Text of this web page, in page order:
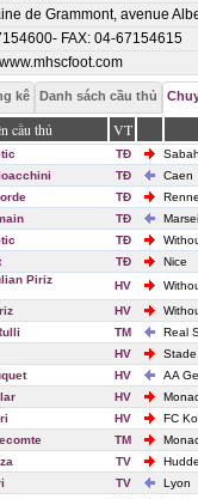
de Grammont, avenue
FAX: 04-67154615
kê Danh sách cầu thủ
cầu thủ VT
TĐ
TĐ Caen
TĐ
TĐ
TĐ
TĐ Nice
Piriz
HV
HV
TM Real
HV
HV AA
HV
HV FC
TM
TV
TV Lyon